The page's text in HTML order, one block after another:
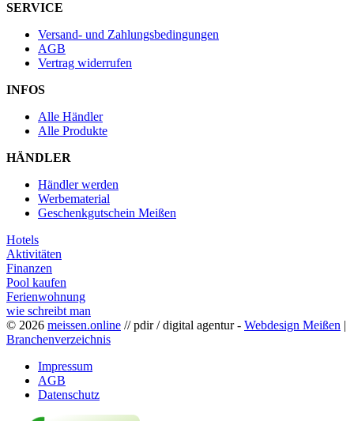
SERVICE
Versand- und Zahlungsbedingungen
AGB
Vertrag widerrufen
INFOS
Alle Händler
Alle Produkte
HÄNDLER
Händler werden
Werbematerial
Geschenkgutschein Meißen
Hotels
Aktivitäten
Finanzen
Pool kaufen
Ferienwohnung
wie schreibt man
© 2026 meissen.online // pdir / digital agentur - Webdesign Meißen |
Branchenverzeichnis
Impressum
AGB
Datenschutz